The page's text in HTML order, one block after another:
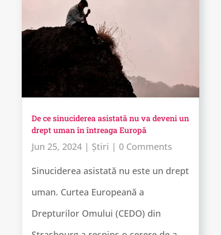
De ce sinuciderea asistată nu va deveni un
drept uman în întreaga Europă
Jun 25, 2024| Știri | 0 Comments
Sinuciderea asistată nu este un drept
uman. Curtea Europeană a
Drepturilor Omului (CEDO) din